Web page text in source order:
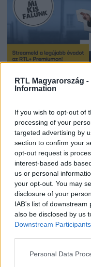
RTL Magyarország -
Information
If you wish to opt-out of
processing of your
targeted advertising by
section to confirm your
opt-out request is
interest-based ads
us or personal
your opt-out. You may
disclosure of your
IAB’s list of
also be disclosed by us
Downstream Participants
Please note that this
Personal Data
Streameld a legújabb
Itt állítsd be, hogy
legyen a Google-
Kövess minket,